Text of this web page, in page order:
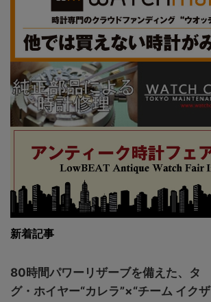
新着記事
80時間パワーリザーブを備えた、タ
グ・ホイヤー“カレラ”×“チーム イクザ